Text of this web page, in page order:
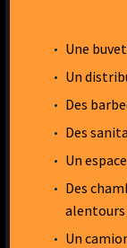
Une
Un
Des
Des
Un
Des
alentours
Un